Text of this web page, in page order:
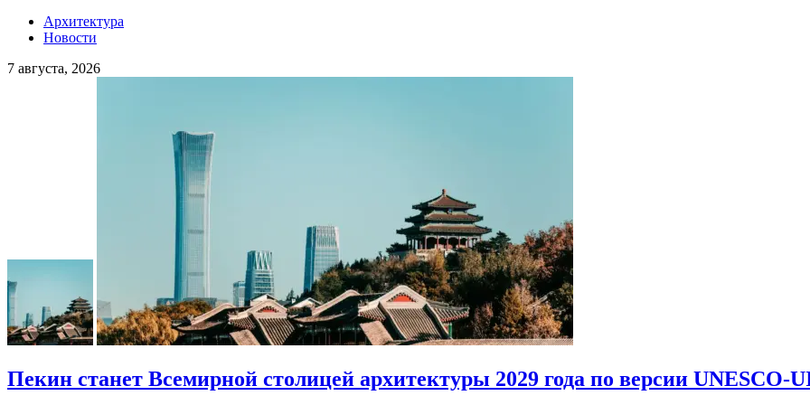
Архитектура
Новости
7 августа, 2026
Пекин станет Всемирной столицей архитектуры 2029 года по версии UNESCO-